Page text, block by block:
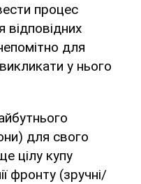
процес
відповідних
для
у нього
для свого
цілу купу
фронту (зручні/